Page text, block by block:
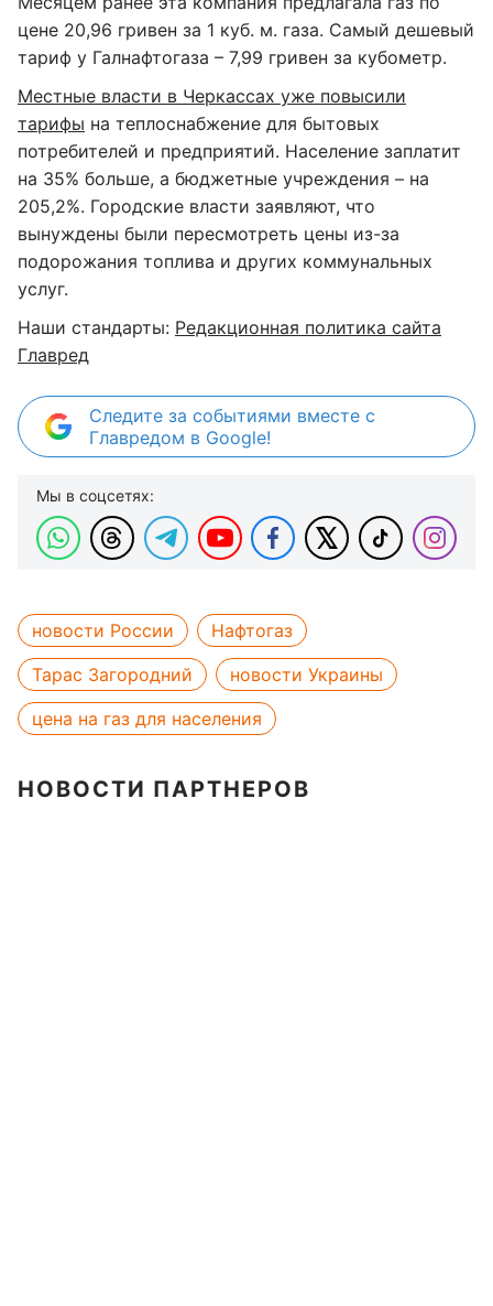
цене 20,96 гривен за 1 куб. м. газа. Самый дешевый
тариф у Галнафтогаза – 7,99 гривен за кубометр.
Местные власти в Черкассах уже повысили
тарифы на теплоснабжение для бытовых
потребителей и предприятий. Население заплатит
на 35% больше, а бюджетные учреждения – на
205,2%. Городские власти заявляют, что
вынуждены были пересмотреть цены из-за
подорожания топлива и других коммунальных
услуг.
Наши стандарты: Редакционная политика сайта
Главред
Следите за событиями вместе с
Главредом в Google!
Мы в соцсетях:
новости России
Нафтогаз
Тарас Загородний
новости Украины
цена на газ для населения
НОВОСТИ ПАРТНЕРОВ